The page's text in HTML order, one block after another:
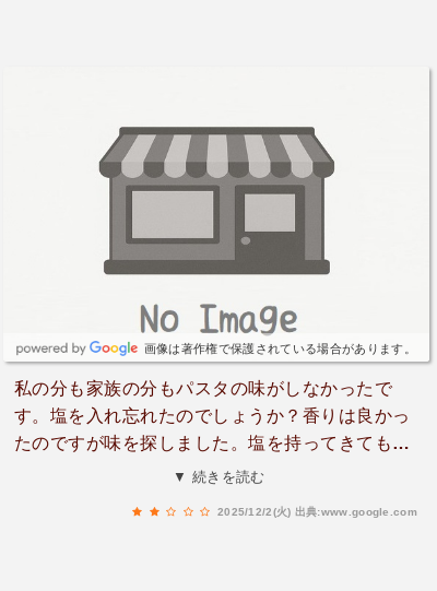
画像は著作権で保護されている場合があります。
私の分も家族の分もパスタの味がしなかったで
す。塩を入れ忘れたのでしょうか？香りは良かっ
たのですが味を探しました。塩を持ってきてもら
い、足したら食べられるようになりました
▼ 続きを読む
2025/12/2(火) 出典:www.google.com